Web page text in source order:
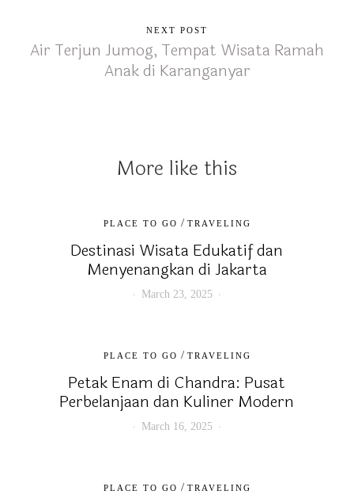
NEXT POST
Air Terjun Jumog, Tempat Wisata Ramah
Anak di Karanganyar
More like this
PLACE TO GO / TRAVELING
Destinasi Wisata Edukatif dan
Menyenangkan di Jakarta
March 23, 2025
PLACE TO GO / TRAVELING
Petak Enam di Chandra: Pusat
Perbelanjaan dan Kuliner Modern
March 16, 2025
PLACE TO GO / TRAVELING